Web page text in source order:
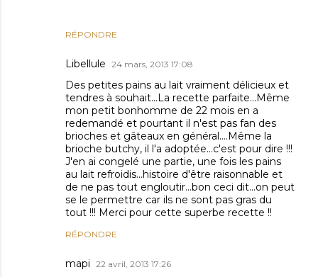
RÉPONDRE
Libellule 24 mars, 2013 17:08
Des petites pains au lait vraiment délicieux et
tendres à souhait...La recette parfaite...Même
mon petit bonhomme de 22 mois en a
redemandé et pourtant il n'est pas fan des
brioches et gâteaux en général....Même la
brioche butchy, il l'a adoptée...c'est pour dire !!!
J'en ai congelé une partie, une fois les pains
au lait refroidis...histoire d'être raisonnable et
de ne pas tout engloutir...bon ceci dit...on peut
se le permettre car ils ne sont pas gras du
tout !!! Merci pour cette superbe recette !!
RÉPONDRE
mapi 22 avril, 2013 17:26